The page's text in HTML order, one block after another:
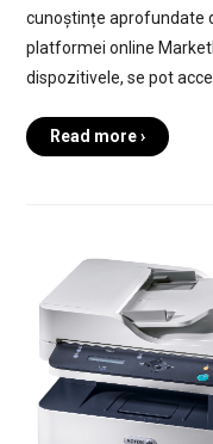
cunoștințe aprofundate
platformei online
dispozitivele, se pot
Read more ›